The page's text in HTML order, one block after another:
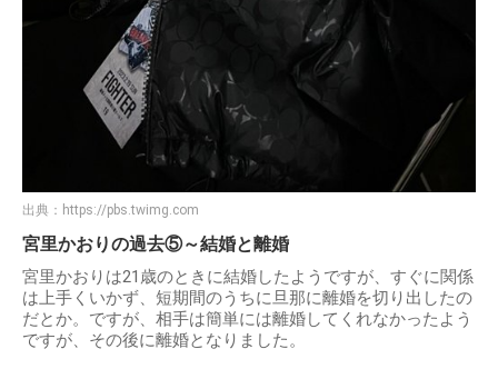
出典： https://pbs.twimg.com
宮里かおりの過去⑤～結婚と離婚
宮里かおりは21歳のときに結婚したようですが、すぐに関係
は上手くいかず、短期間のうちに旦那に離婚を切り出したの
だとか。ですが、相手は簡単には離婚してくれなかったよう
ですが、その後に離婚となりました。